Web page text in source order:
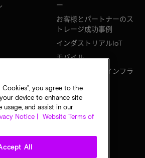
ー
お客様とパートナーのス
トレージ成功事例
インダストリアルIoT
モバイル
ネットワークのインフラ
Cookies”, you agree to the
device to enhance site
usage, and assist in our
Notice |
Website Terms of
All